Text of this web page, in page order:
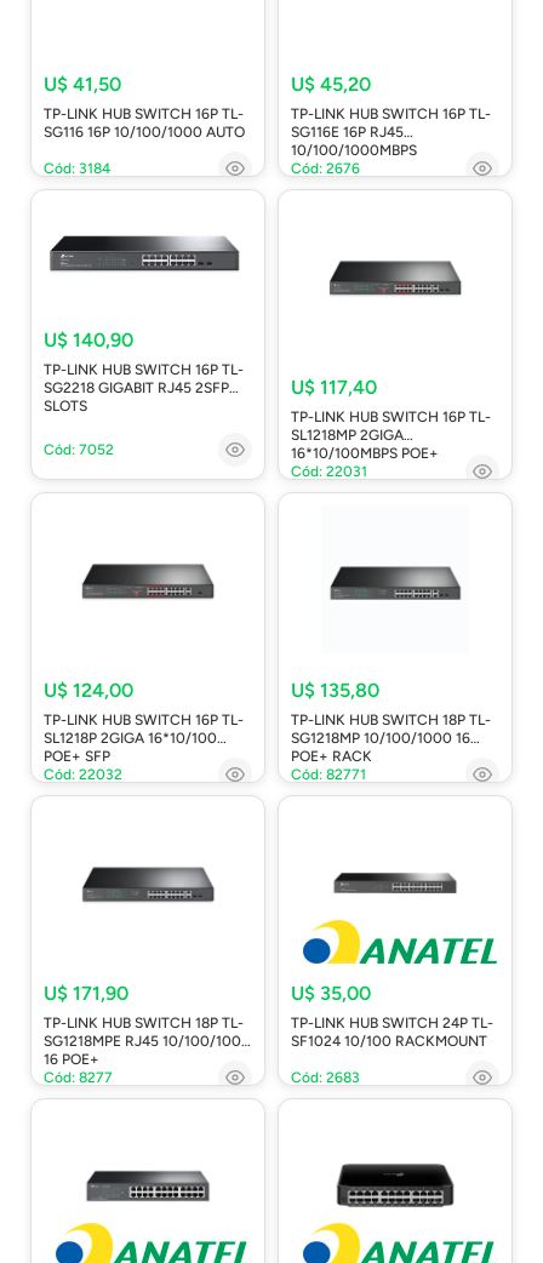
U$ 41,50
TP-LINK HUB SWITCH 16P TL-
SG116 16P 10/100/1000 AUTO
Cód: 3184
U$ 45,20
TP-LINK HUB SWITCH 16P TL-
SG116E 16P RJ45
10/100/1000MBPS
Cód: 2676
U$ 140,90
TP-LINK HUB SWITCH 16P TL-
SG2218 GIGABIT RJ45 2SFP
SLOTS
Cód: 7052
U$ 117,40
TP-LINK HUB SWITCH 16P TL-
SL1218MP 2GIGA
16*10/100MBPS POE+
Cód: 22031
U$ 124,00
TP-LINK HUB SWITCH 16P TL-
SL1218P 2GIGA 16*10/100
POE+ SFP
Cód: 22032
U$ 135,80
TP-LINK HUB SWITCH 18P TL-
SG1218MP 10/100/1000 16
POE+ RACK
Cód: 82771
U$ 171,90
TP-LINK HUB SWITCH 18P TL-
SG1218MPE RJ45 10/100/1000
16 POE+
Cód: 8277
U$ 35,00
TP-LINK HUB SWITCH 24P TL-
SF1024 10/100 RACKMOUNT
Cód: 2683